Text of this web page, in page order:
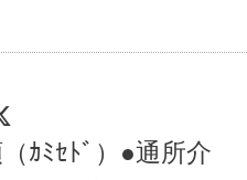
ｶﾐｾﾄﾞ）●通所介